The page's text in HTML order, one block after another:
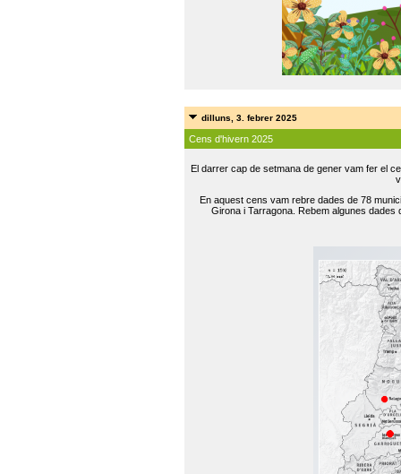
dilluns, 3. febrer 2025
Cens d'hivern 2025
El darrer cap de setmana de gener vam fer el
En aquest cens vam rebre dades de 78
Girona i Tarragona. Rebem algunes